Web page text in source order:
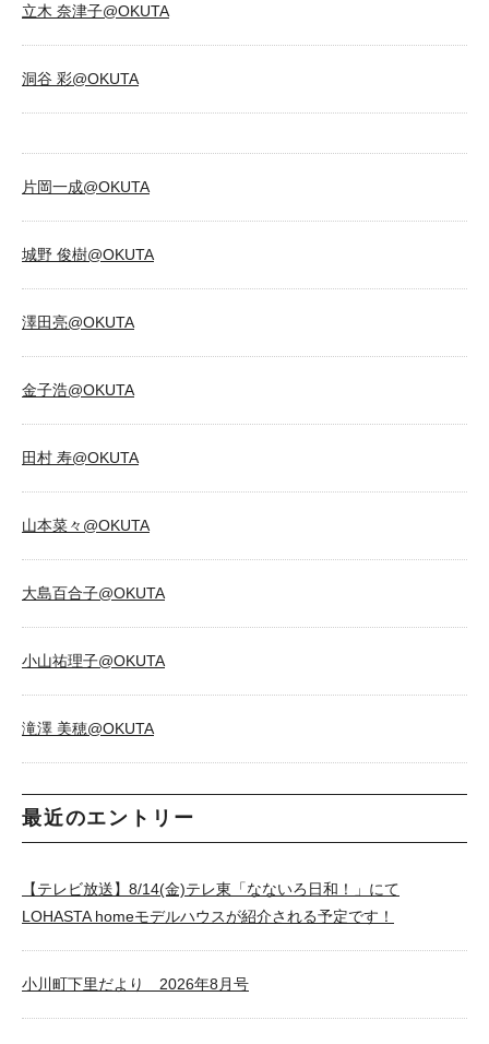
立木 奈津子@OKUTA
洞谷 彩@OKUTA
片岡一成@OKUTA
城野 俊樹@OKUTA
澤田亮@OKUTA
金子浩@OKUTA
田村 寿@OKUTA
山本菜々@OKUTA
大島百合子@OKUTA
小山祐理子@OKUTA
滝澤 美穂@OKUTA
最近のエントリー
【テレビ放送】8/14(金)テレ東「なないろ日和！」にて
LOHASTA homeモデルハウスが紹介される予定です！
小川町下里だより 2026年8月号